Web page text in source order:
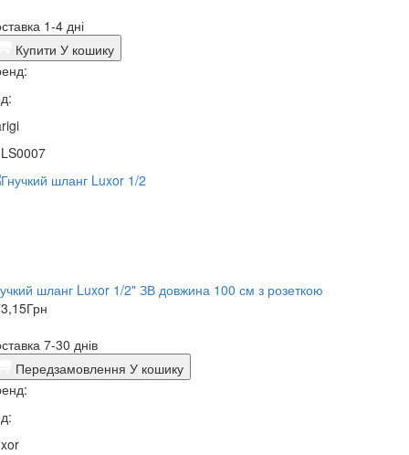
1-4 дні
Купити У кошику
шланг Luxor 1/2" ЗВ довжина 100 см з розеткою
Грн
7-30 днів
Передзамовлення У кошику